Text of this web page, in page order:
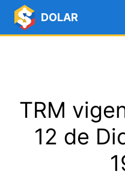
DOLAR
TRM
12 de